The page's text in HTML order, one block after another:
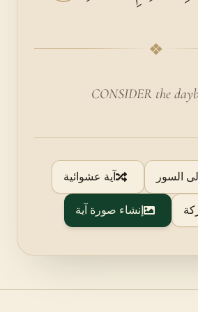
❖
CONSIDER the
السور آية عشوائية
إنشاء صورة آية